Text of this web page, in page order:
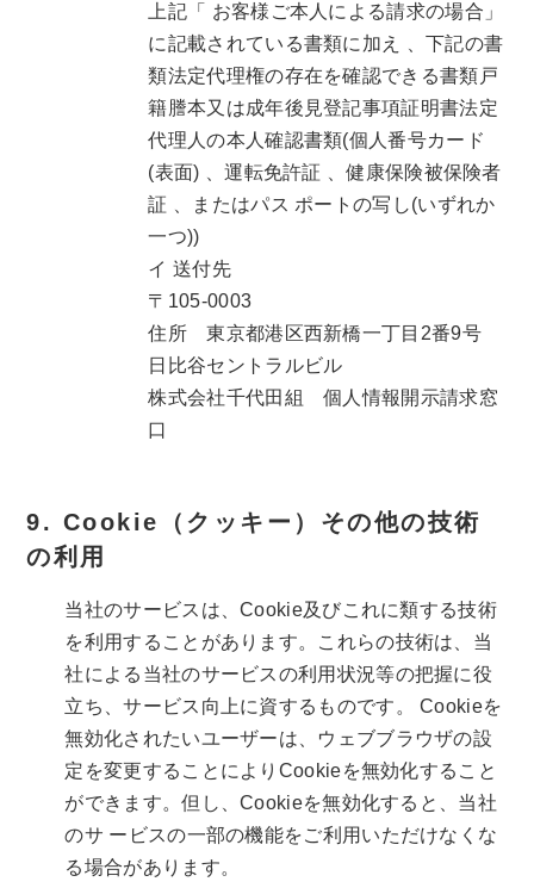
上記「 お客様ご本人による請求の場合」
に記載されている書類に加え 、下記の書
類法定代理権の存在を確認できる書類戸
籍謄本又は成年後見登記事項証明書法定
代理人の本人確認書類(個人番号カード
(表面) 、運転免許証 、健康保険被保険者
証 、またはパス ポートの写し(いずれか
一つ))
イ 送付先
〒105-0003
住所 東京都港区西新橋一丁目2番9号
日比谷セントラルビル
株式会社千代田組 個人情報開示請求窓
口
Cookie（クッキー）その他の技術
の利用
当社のサービスは、Cookie及びこれに類する技術
を利用することがあります。これらの技術は、当
社による当社のサービスの利用状況等の把握に役
立ち、サービス向上に資するものです。 Cookieを
無効化されたいユーザーは、ウェブブラウザの設
定を変更することによりCookieを無効化すること
ができます。但し、Cookieを無効化すると、当社
のサ ービスの一部の機能をご利用いただけなくな
る場合があります。